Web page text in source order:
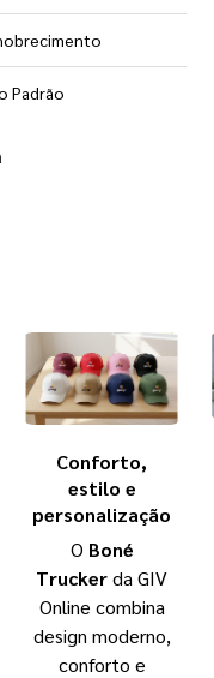
Padrão
Conforto,
estilo e
personalização
O Boné
Truckerda GIV
Online combina
design moderno,
conforto e